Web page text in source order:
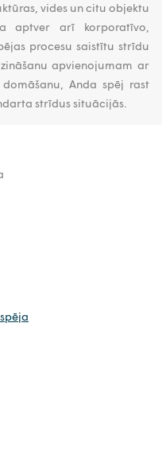
vides un citu objektu
aptver arī korporatīvo,
procesu saistītu strīdu
apvienojumam ar
Anda spēj rast
strīdus situācijās.